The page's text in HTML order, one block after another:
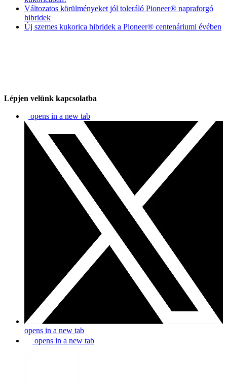
Változatos körülményeket jól toleráló Pioneer® napraforgó
hibridek
Új szemes kukorica hibridek a Pioneer® centenáriumi évében
Lépjen velünk kapcsolatba
opens in a new tab
opens in a new tab
opens in a new tab